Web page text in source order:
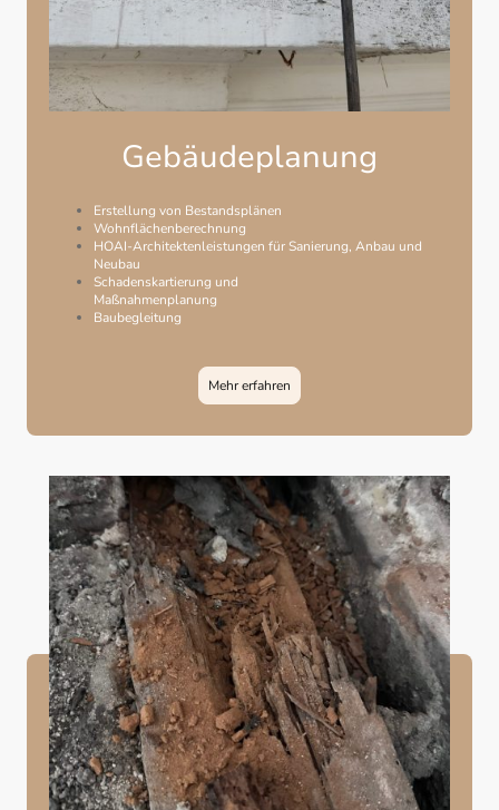
Gebäudeplanung
Erstellung von Bestandsplänen
Wohnflächenberechnung
HOAI-Architektenleistungen für Sanierung, Anbau und
Neubau
Schadenskartierung und
Maßnahmenplanung
Baubegleitung
Mehr erfahren